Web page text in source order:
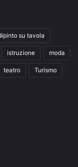
su tavola
istruzione moda
teatro Turismo